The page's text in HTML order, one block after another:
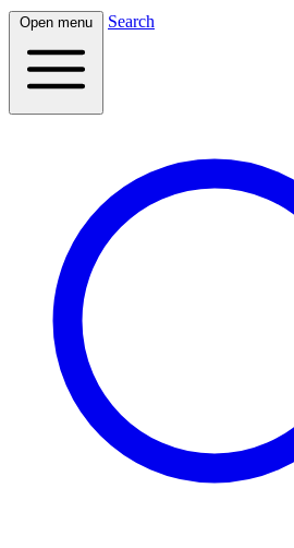
Open menu Search